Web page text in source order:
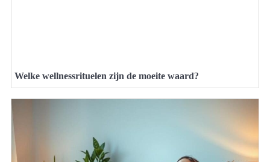
Welke wellnessrituelen zijn de moeite waard?